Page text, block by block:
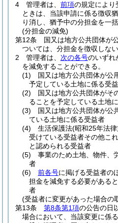
4
管理者は、 前項の規定により
ときは、当該申請に係る徴収
り消し、猶予中の分担金を一
(分担金の減免)
第12条
国又は地方公共団体が
ついては、分担金を徴収しない
2
管理者は、 次の各号のいずれ
を減免することができる。
(1)
国又は地方公共団体が公
予定している土地に係る受
(2)
国又は地方公共団体がそ
ることを予定している土地
(3)
国又は地方公共団体が公
ている土地に係る受益者
(4)
生活保護法(昭和25年法
受けている受益者その他こ
と認められる受益者
(5)
事業のため土地、物件、
者
(6)
前各号に掲げる受益者の
担金を減免する必要がある
者
(受益者に変更があった場合の
第13条
第8条第1項の公告の日
場合において、当該変更に係